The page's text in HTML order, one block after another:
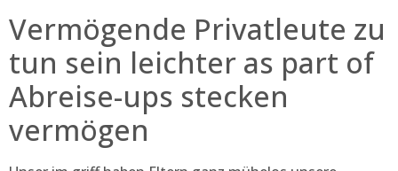
Vermögende Privatleute zu
tun sein leichter as part of
Abreise-ups stecken
vermögen